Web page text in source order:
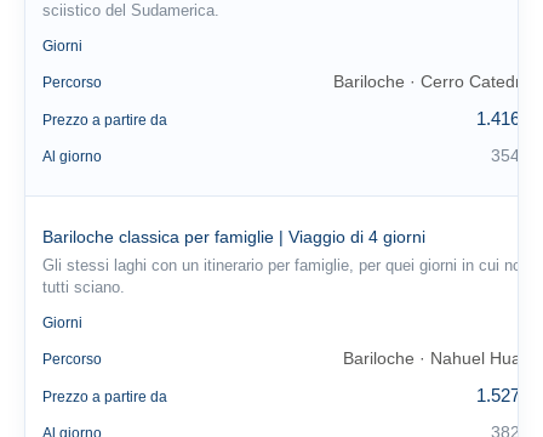
sciistico del Sudamerica.
Giorni
Percorso Bariloche · Cerro Catedral
Prezzo a partire da 1.416 €
Al giorno 354 €
Bariloche classica per famiglie | Viaggio di 4 giorni
Gli stessi laghi con un itinerario per famiglie, per quei giorni in cui non
tutti sciano.
Giorni
Percorso Bariloche · Nahuel Huapi
Prezzo a partire da 1.527 €
Al giorno 382 €